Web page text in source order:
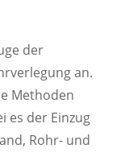
der
an.
Methoden
es der Einzug
Rohr- und